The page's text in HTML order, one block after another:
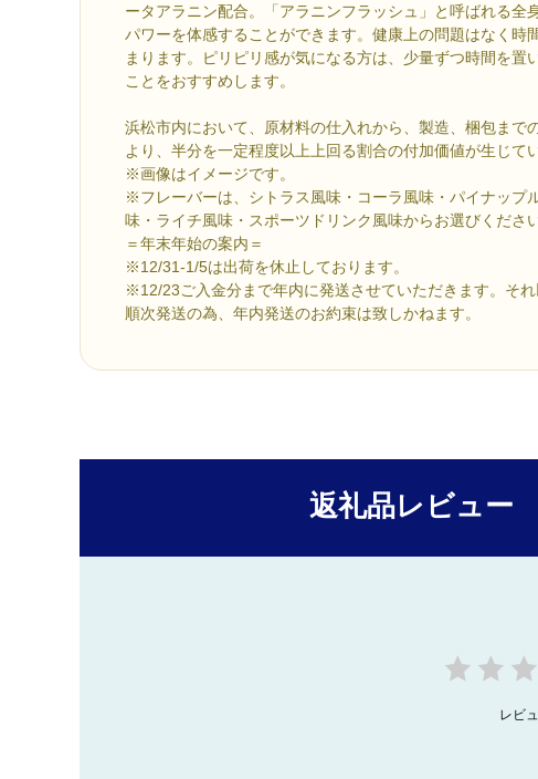
ータアラニン配合。「アラニンフラッシュ」と呼ばれる全
パワーを体感することができます。健康上の問題はなく時
まります。ピリピリ感が気になる方は、少量ずつ時間を置
ことをおすすめします。
浜松市内において、原材料の仕入れから、製造、梱包まで
より、半分を一定程度以上上回る割合の付加価値が生じて
※画像はイメージです。
※フレーバーは、シトラス風味・コーラ風味・パイナップ
味・ライチ風味・スポーツドリンク風味からお選びください
＝年末年始の案内＝
※12/31-1/5は出荷を休止しております。
※12/23ご入金分まで年内に発送させていただきます。そ
順次発送の為、年内発送のお約束は致しかねます。
返礼品レビュー
レビ